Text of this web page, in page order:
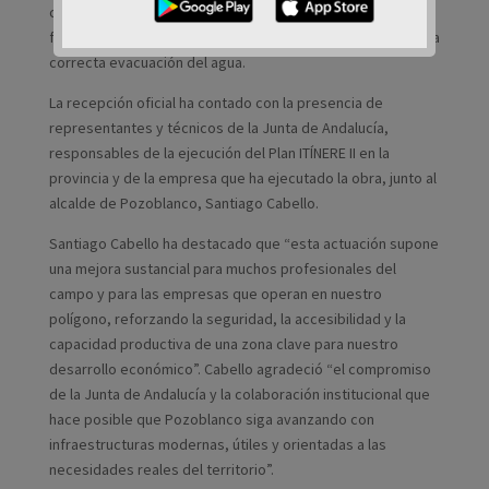
cinco tramos de hormigón de drenaje transversal,
fundamentales para garantizar la durabilidad del firme y una
correcta evacuación del agua.
La recepción oficial ha contado con la presencia de
representantes y técnicos de la Junta de Andalucía,
responsables de la ejecución del Plan ITÍNERE II en la
provincia y de la empresa que ha ejecutado la obra, junto al
alcalde de Pozoblanco, Santiago Cabello.
Santiago Cabello ha destacado que “esta actuación supone
una mejora sustancial para muchos profesionales del
campo y para las empresas que operan en nuestro
polígono, reforzando la seguridad, la accesibilidad y la
capacidad productiva de una zona clave para nuestro
desarrollo económico”. Cabello agradeció “el compromiso
de la Junta de Andalucía y la colaboración institucional que
hace posible que Pozoblanco siga avanzando con
infraestructuras modernas, útiles y orientadas a las
necesidades reales del territorio”.